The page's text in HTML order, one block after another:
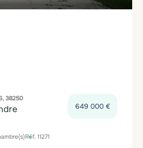
38250
649 000 €
Réf. 11271